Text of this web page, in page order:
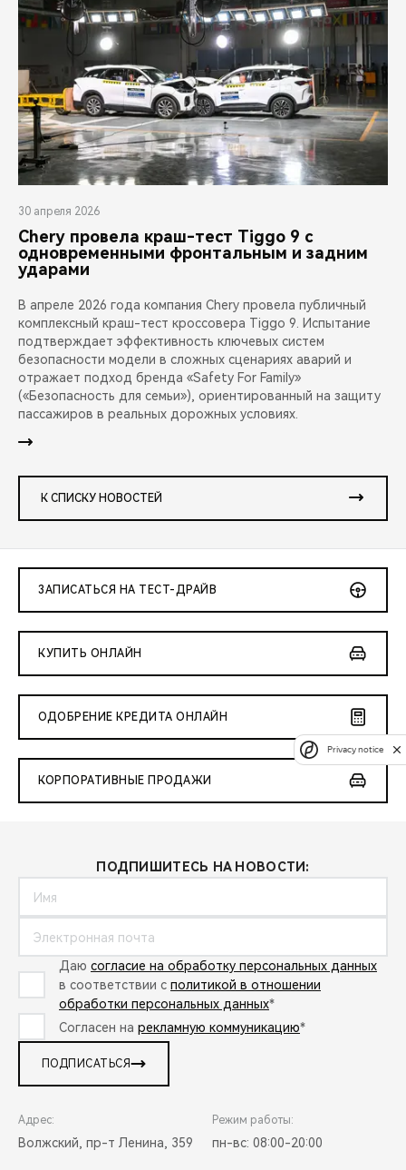
30 апреля 2026
Chery провела краш-тест Tiggo 9 с
одновременными фронтальным и задним
ударами
В апреле 2026 года компания Chery провела публичный
комплексный краш-тест кроссовера Tiggo 9. Испытание
подтверждает эффективность ключевых систем
безопасности модели в сложных сценариях аварий и
отражает подход бренда «Safety For Family»
(«Безопасность для семьи»), ориентированный на защиту
пассажиров в реальных дорожных условиях.
К СПИСКУ НОВОСТЕЙ
ЗАПИСАТЬСЯ НА ТЕСТ-ДРАЙВ
КУПИТЬ ОНЛАЙН
ОДОБРЕНИЕ КРЕДИТА ОНЛАЙН
КОРПОРАТИВНЫЕ ПРОДАЖИ
ПОДПИШИТЕСЬ НА НОВОСТИ:
Даю согласие на обработку персональных данных
в соответствии с политикой в отношении
обработки персональных данных*
Согласен на рекламную коммуникацию*
ПОДПИСАТЬСЯ
Адрес:
Волжский, пр-т Ленина, 359
Режим работы:
пн-вс: 08:00-20:00
Privacy notice